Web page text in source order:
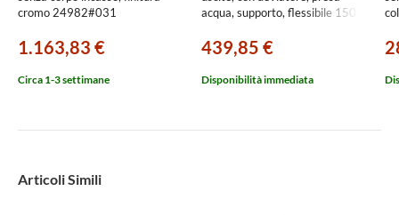
cromo 24982#031
1.163,83 €
Circa 1-3 settimane
acqua, supporto, flessibile 150
corpo incasso, finitura cromo
44900#031
439,85 €
Disponibilità immediata
Articoli Simili